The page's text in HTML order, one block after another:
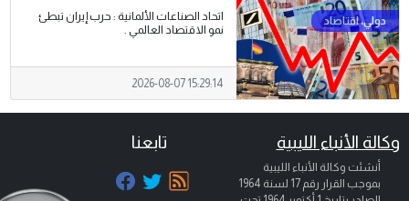
اتحاد الصناعات الألمانية : حرب إيران تبطئ
نمو الاقتصاد العالمي .
2026-08-07 15:29:14
وكالة الأنباء الليبية
أنشئت وكالة الأنباء الليبية
بموجب القرار رقم 17 لسنة 1964
تابعنا